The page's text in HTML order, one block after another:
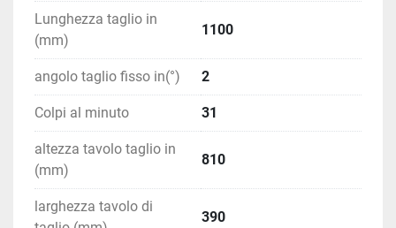
Braccio di squadro
Supporti anteriori per la lamiera
Linea ombra per visualizzare il taglio
Regolazione semplice del gioco lama
Contapezzi
Fotocellule di sicurezza posteriori
Lunghezza taglio in
(mm)
1100
angolo taglio fisso in(°) 2
Colpi al minuto 31
altezza tavolo taglio in
(mm)
810
larghezza tavolo di
390